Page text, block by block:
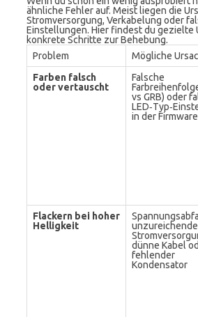
ähnliche Fehler auf. Meist liegen die
Stromversorgung, Verkabelung oder
Einstellungen. Hier findest du gezielte
konkrete Schritte zur Behebung.
Problem
Mögliche
Farben falsch
oder vertauscht
Falsche
vs GRB) oder
in der Firmware
Flackern bei hoher
Helligkeit
unzureichende
dünne Kabel
fehlender
Kondensator